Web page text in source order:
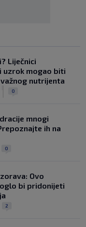
Liječnici
uzrok mogao biti
nutrijenta
0
mnogi
ih na
0
Ovo
bi pridonijeti
2